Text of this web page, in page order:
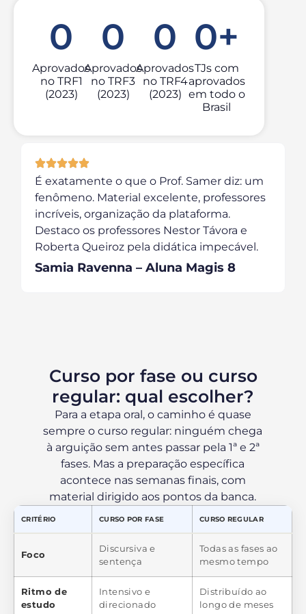
Aprovados
no TRF1
(2023)
0
Aprovados
no TRF3
(2023)
0
Aprovados
no TRF4
(2023)
0
TJs com
aprovados
em todo o
Brasil
0+
É exatamente o que o Prof. Samer diz: um
fenômeno. Material excelente, professores
incríveis, organização da plataforma.
Destaco os professores Nestor Távora e
Roberta Queiroz pela didática impecável.
Samia Ravenna – Aluna Magis 8
Curso por fase ou curso
regular: qual escolher?
Para a etapa oral, o caminho é quase
sempre o curso regular: ninguém chega
à arguição sem antes passar pela 1ª e 2ª
fases. Mas a preparação específica
acontece nas semanas finais, com
material dirigido aos pontos da banca.
CRITÉRIO CURSO POR FASE CURSO REGULAR
Foco
Discursiva e
sentença
Todas as fases ao
mesmo tempo
Ritmo de
estudo
Intensivo e
direcionado
Distribuído ao
longo de meses